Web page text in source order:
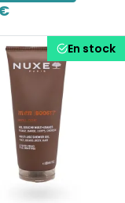
En stock